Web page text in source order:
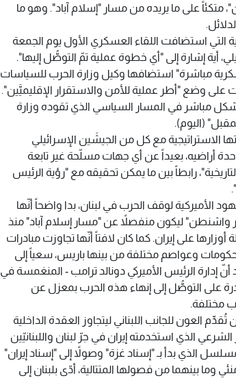
على ما يريده من مسار "إسلام آباد". وهو ما
التي استضافت اللقاء العسكري الأول يوم الجمعة
أية إشارة إلى "أي خطوة عملية تمّ التوصُّل إليها".
مباشرة" استضافها وكيل وزارة الحرب للسياسات
على وضع "أطر عملية للأمن والاستقرار الإقليميَّين".
مباشر في المسار السياسي الذي تقوده وزارة
(اليوم).
الاستراتيجية مع كل من الجيشَين الإسرائيلي
أراضيه، بعيداً عن أي جهات مسلّحة غير تابعة
رابطاً بين ما يمكن تحقيقه مع "رؤية الرئيس
الأميركية لوقف الحرب في لبنان، بدا واضحاً أنّها
واشنطن" ليكون منفصلاً عن "مسار إسلام آباد" منذ
على إيران. كما كان لافتاً أنّها تجاوزت مبادرات
حكومات وعواصم مختلفة من بينها باريس، سعياً إلى
أنّ إدارة الرئيس الأميركي دونالد ترامب - المنغمسة في
على التوصُّل إلى إنهاء هذه الحرب بمعزل عن
مختلفة.
العون للجانب اللبناني ليتجاوز العقدة الداخلية
الذي استخدمته إيران في جرّ لبنان واللبنانيّين
الذي بدأ بـ "إسناد غزة" وصولاً إلى "إسناد إيران"
وما بينهما من فصولها المتتالية، أدّى بلبنان إلى